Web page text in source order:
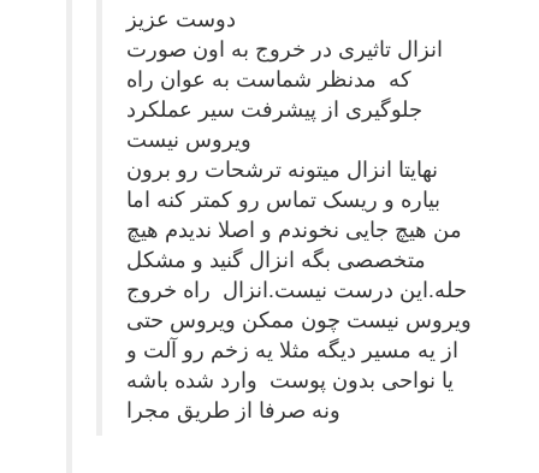
دوست عزیز
انزال تاثیری در خروج به اون صورت
که مدنظر شماست به عوان راه
جلوگیری از پیشرفت سیر عملکرد
ویروس نیست
نهایتا انزال میتونه ترشحات رو برون
بیاره و ریسک تماس رو کمتر کنه اما
من هیچ جایی نخوندم و اصلا ندیدم هیچ
متخصصی بگه انزال گنید و مشکل
حله.این درست نیست.انزال راه خروج
ویروس نیست چون ممکن ویروس حتی
از یه مسیر دیگه مثلا یه زخم رو آلت و
یا نواحی بدون پوست وارد شده باشه
ونه صرفا از طریق مجرا